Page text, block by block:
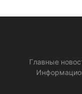
Главные